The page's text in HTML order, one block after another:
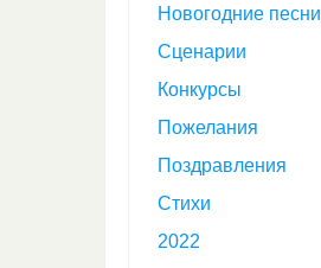
г
о
д
н
е
Новогодние песни
Сценарии
Конкурсы
Пожелания
Поздравления
Стихи
2022